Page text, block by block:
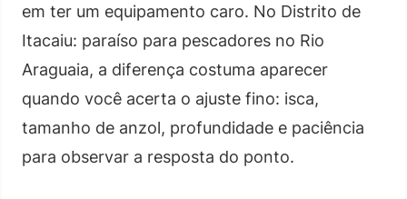
em ter um equipamento caro. No Distrito de
Itacaiu: paraíso para pescadores no Rio
Araguaia, a diferença costuma aparecer
quando você acerta o ajuste fino: isca,
tamanho de anzol, profundidade e paciência
para observar a resposta do ponto.